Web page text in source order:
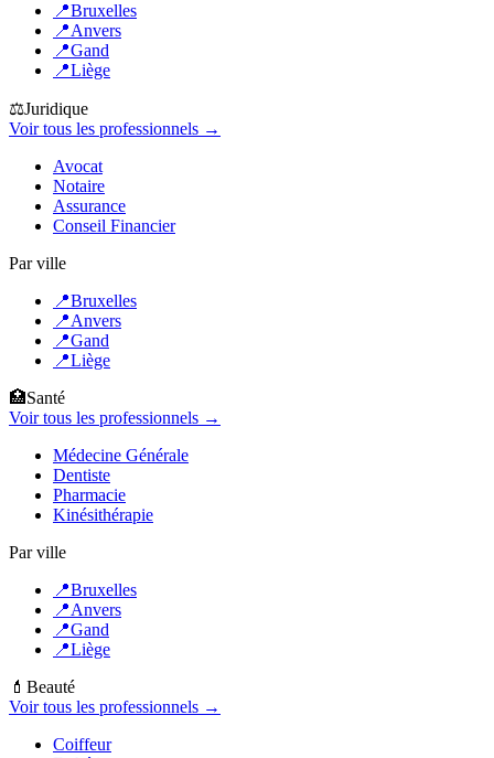
📍Bruxelles
📍Anvers
📍Gand
📍Liège
⚖️Juridique
Voir tous les professionnels →
Avocat
Notaire
Assurance
Conseil Financier
Par ville
📍Bruxelles
📍Anvers
📍Gand
📍Liège
🏥Santé
Voir tous les professionnels →
Médecine Générale
Dentiste
Pharmacie
Kinésithérapie
Par ville
📍Bruxelles
📍Anvers
📍Gand
📍Liège
💄 Beauté
Voir tous les professionnels →
Coiffeur